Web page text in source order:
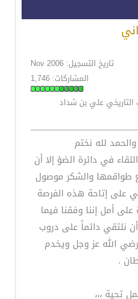
تاريخ التسجيل: Nov 2006
المشاركات: 1,746
التاريخي علي بن شداد
لله نختم
في دائرة الضؤ إلا أن
طواقمها والشكر موصول
على إتاحة هذه الفرصة
أمل إننا وفقنا فيما
نلتقي دائماً على دروب
الله عز وجل ويخدم
.
تحية ،،،